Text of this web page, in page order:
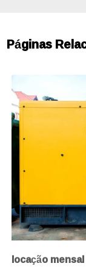
Páginas
locação